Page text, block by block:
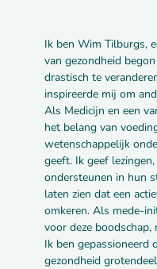
Ik ben Wim Tilburgs,
van gezondheid
drastisch te
inspireerde mij om
Als Medicijn en een
het belang van
wetenschappelijk
geeft. Ik geef
ondersteunen in hun
laten zien dat een
omkeren. Als mede-
voor deze
Ik ben gepassioneerd
gezondheid